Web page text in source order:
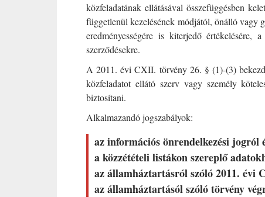
közfeladatának ellátásával összefüggésben
függetlenül kezelésének módjától, önálló vagy
eredményességére is kiterjedő
szerződésekre.
A 2011. évi CXII. törvény 26. § (1)-(3)
közfeladatot ellátó szerv vagy személy
biztosítani.
Alkalmazandó jogszabályok:
az információs önrendelkezési
a közzétételi listákon szereplő
az államháztartásról szóló 2011. évi
az államháztartásól szóló törvény